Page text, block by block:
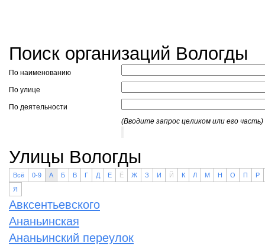
Поиск организаций Вологды
По наименованию
По улице
По деятельности
(Вводите запрос целиком или его часть)
Улицы Вологды
Всё 0-9 А Б В Г Д Е Ё Ж З И Й К Л М Н О П
Р
Я
Авксентьевского
Ананьинская
Ананьинский переулок